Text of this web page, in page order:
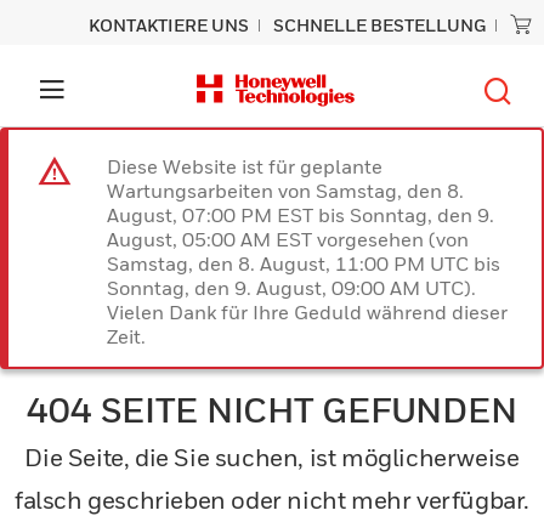
KONTAKTIERE UNS SCHNELLE BESTELLUNG
Diese Website ist für geplante
Wartungsarbeiten von Samstag, den 8.
August, 07:00 PM EST bis Sonntag, den 9.
August, 05:00 AM EST vorgesehen (von
Samstag, den 8. August, 11:00 PM UTC bis
Sonntag, den 9. August, 09:00 AM UTC).
Vielen Dank für Ihre Geduld während dieser
Zeit.
404 SEITE NICHT GEFUNDEN
Die Seite, die Sie suchen, ist möglicherweise
falsch geschrieben oder nicht mehr verfügbar.